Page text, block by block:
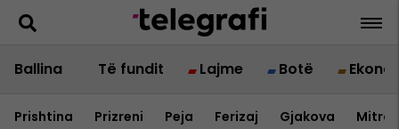
Ballina Të fundit Lajme Botë
Prishtina Prizreni Peja Ferizaj Gjakova